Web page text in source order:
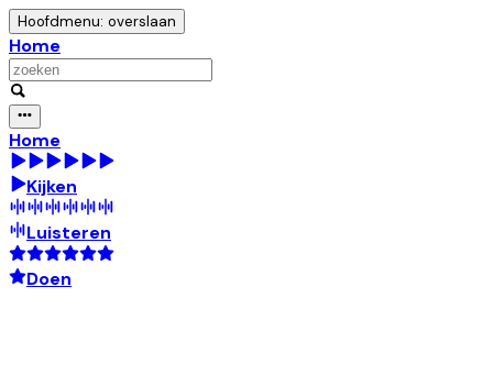
Hoofdmenu: overslaan
Home
Home
Kijken
Luisteren
Doen